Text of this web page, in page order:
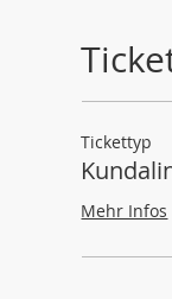
Tickettyp
Mehr Infos